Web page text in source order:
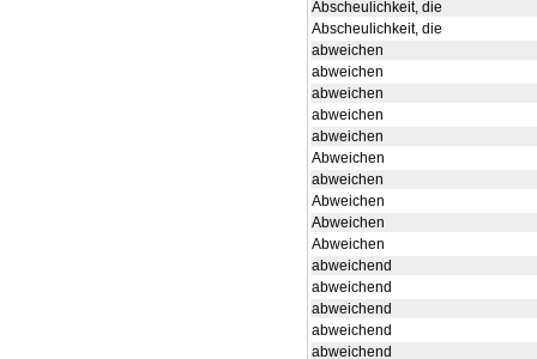
Abscheulichkeit, die
Abscheulichkeit, die
abweichen
abweichen
abweichen
abweichen
abweichen
Abweichen
abweichen
Abweichen
Abweichen
Abweichen
abweichend
abweichend
abweichend
abweichend
abweichend